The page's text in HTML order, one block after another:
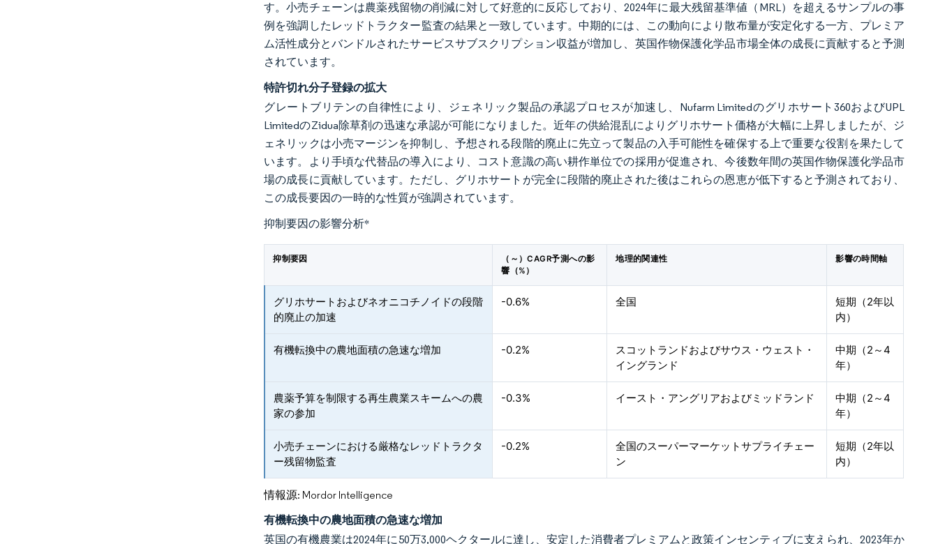
す。小売チェーンは農薬残留物の削減に対して好意的に反応しており、2024年に最大残留基準値（MRL）を超えるサンプルの事
例を強調したレッドトラクター監査の結果と一致しています。中期的には、この動向により散布量が安定化する一方、プレミア
ム活性成分とバンドルされたサービスサブスクリプション収益が増加し、英国作物保護化学品市場全体の成長に貢献すると予測
されています。
特許切れ分子登録の拡大
グレートブリテンの自律性により、ジェネリック製品の承認プロセスが加速し、Nufarm Limitedのグリホサート360およびUPL
LimitedのZidua除草剤の迅速な承認が可能になりました。近年の供給混乱によりグリホサート価格が大幅に上昇しましたが、ジ
ェネリックは小売マージンを抑制し、予想される段階的廃止に先立って製品の入手可能性を確保する上で重要な役割を果たして
います。より手頃な代替品の導入により、コスト意識の高い耕作単位での採用が促進され、今後数年間の英国作物保護化学品市
場の成長に貢献しています。ただし、グリホサートが完全に段階的廃止された後はこれらの恩恵が低下すると予測されており、
この成長要因の一時的な性質が強調されています。
抑制要因の影響分析*
抑制要因
（～）CAGR予測への影
響（%）
地理的関連性 影響の時間軸
グリホサートおよびネオニコチノイドの段階
的廃止の加速
-0.6% 全国
短期（2年以
内）
有機転換中の農地面積の急速な増加 -0.2%
スコットランドおよびサウス・ウェスト・
イングランド
中期（2～4
年）
農薬予算を制限する再生農業スキームへの農
家の参加
-0.3% イースト・アングリアおよびミッドランド
中期（2～4
年）
小売チェーンにおける厳格なレッドトラクタ
ー残留物監査
-0.2%
全国のスーパーマーケットサプライチェー
ン
短期（2年以
内）
情報源: Mordor Intelligence
有機転換中の農地面積の急速な増加
英国の有機農業は2024年に50万3,000ヘクタールに達し、安定した消費者プレミアムと政策インセンティブに支えられ、2023年か